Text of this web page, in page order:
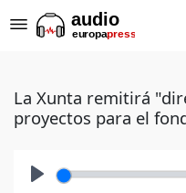
La Xunta remitirá
proyectos para el